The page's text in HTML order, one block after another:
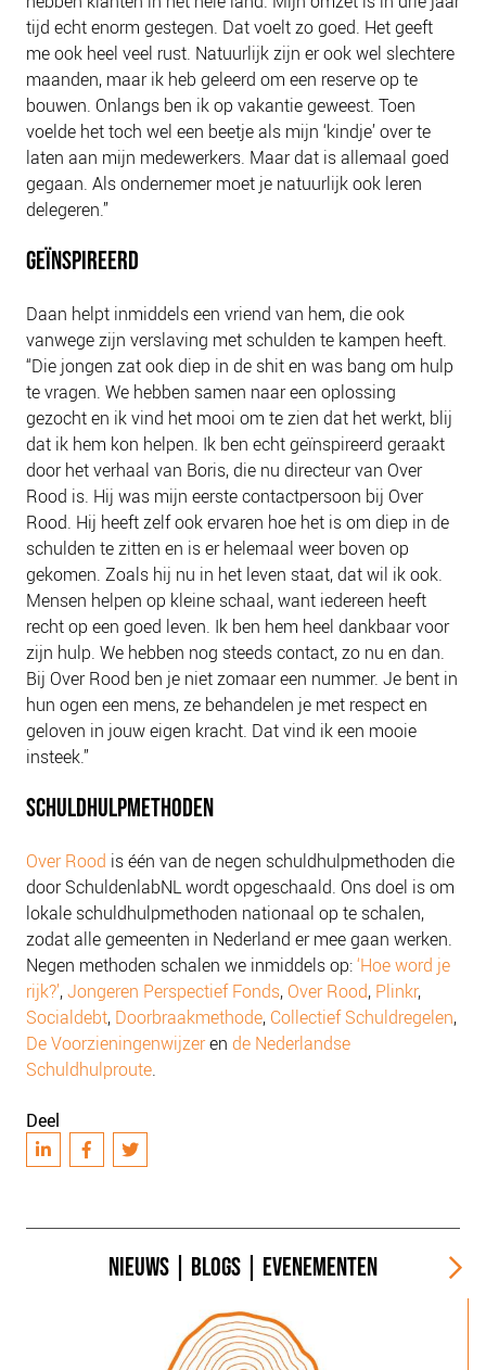
tijd echt enorm gestegen. Dat voelt zo goed. Het geeft
me ook heel veel rust. Natuurlijk zijn er ook wel slechtere
maanden, maar ik heb geleerd om een reserve op te
bouwen. Onlangs ben ik op vakantie geweest. Toen
voelde het toch wel een beetje als mijn ‘kindje’ over te
laten aan mijn medewerkers. Maar dat is allemaal goed
gegaan. Als ondernemer moet je natuurlijk ook leren
delegeren.”
GEÏNSPIREERD
Daan helpt inmiddels een vriend van hem, die ook
vanwege zijn verslaving met schulden te kampen heeft.
“Die jongen zat ook diep in de shit en was bang om hulp
te vragen. We hebben samen naar een oplossing
gezocht en ik vind het mooi om te zien dat het werkt, blij
dat ik hem kon helpen. Ik ben echt geïnspireerd geraakt
door het verhaal van Boris, die nu directeur van Over
Rood is. Hij was mijn eerste contactpersoon bij Over
Rood. Hij heeft zelf ook ervaren hoe het is om diep in de
schulden te zitten en is er helemaal weer boven op
gekomen. Zoals hij nu in het leven staat, dat wil ik ook.
Mensen helpen op kleine schaal, want iedereen heeft
recht op een goed leven. Ik ben hem heel dankbaar voor
zijn hulp. We hebben nog steeds contact, zo nu en dan.
Bij Over Rood ben je niet zomaar een nummer. Je bent in
hun ogen een mens, ze behandelen je met respect en
geloven in jouw eigen kracht. Dat vind ik een mooie
insteek.”
SCHULDHULPMETHODEN
Over Rood is één van de negen schuldhulpmethoden die
door SchuldenlabNL wordt opgeschaald. Ons doel is om
lokale schuldhulpmethoden nationaal op te schalen,
zodat alle gemeenten in Nederland er mee gaan werken.
Negen methoden schalen we inmiddels op:‘Hoe word je
rijk?’,Jongeren Perspectief Fonds, Over Rood, Plinkr,
Socialdebt, Doorbraakmethode, Collectief Schuldregelen,
De Voorzieningenwijzeren de Nederlandse
Schuldhulproute.
Deel
NIEUWS BLOGS EVENEMENTEN